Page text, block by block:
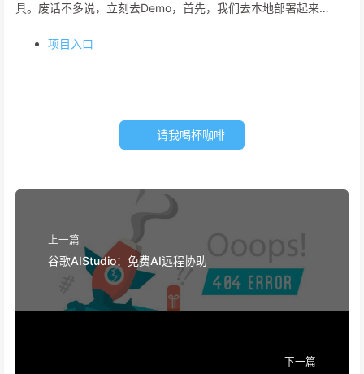
具。废话不多说，立刻去Demo，首先，我们去本地部署起来…
项目入口
请我喝杯咖啡
上一篇
谷歌AIStudio：免费AI远程协助
下一篇